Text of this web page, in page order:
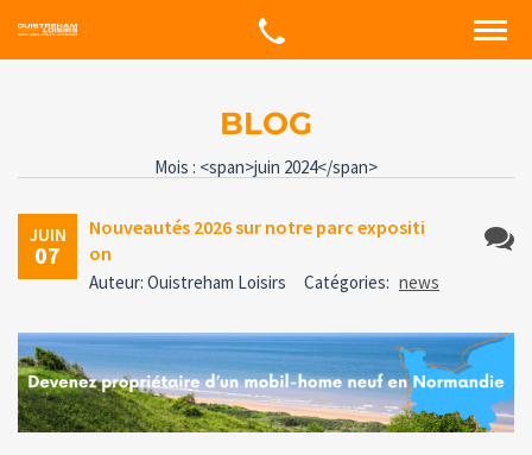
BLOG
Mois : <span>juin 2024</span>
JUIN
07
Nouveautés 2026 sur notre parc expositi
on
Auteur: Ouistreham Loisirs Catégories: news